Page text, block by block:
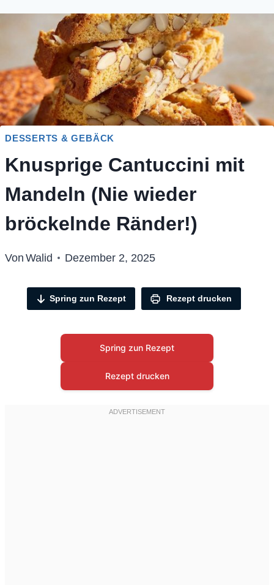
DESSERTS & GEBÄCK
Knusprige Cantuccini mit
Mandeln (Nie wieder
bröckelnde Ränder!)
Von Walid Dezember 2, 2025
Spring zun Rezept Rezept drucken
Spring zun Rezept
Rezept drucken